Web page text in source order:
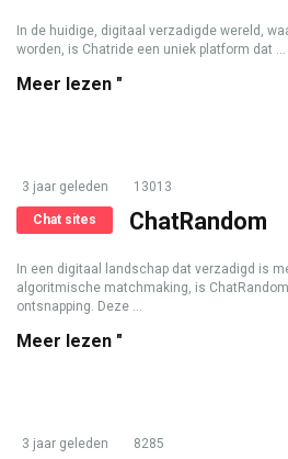
In de huidige, digitaal verzadigde wereld,
worden, is Chatride een uniek platform dat ...
Meer lezen "
3 jaar geleden 13013
Chat sites ChatRandom
In een digitaal landschap dat verzadigd is
algoritmische matchmaking, is
ontsnapping. Deze ...
Meer lezen "
3 jaar geleden 8285